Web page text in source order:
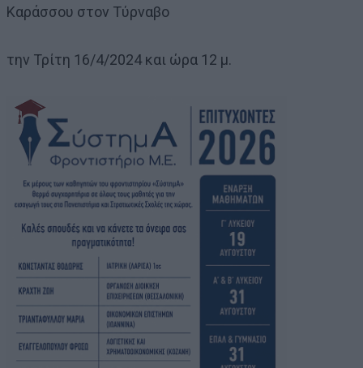
Καράσσου στον Τύρναβο
την Τρίτη 16/4/2024 και ώρα 12 μ.